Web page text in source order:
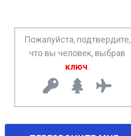
*
Пожалуйста, подтвердите,
что вы человек, выбрав
ключ.